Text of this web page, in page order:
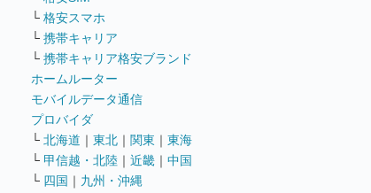
└ 格安スマホ
└ 携帯キャリア
└ 携帯キャリア格安ブランド
ホームルーター
モバイルデータ通信
プロバイダ
└ 北海道 ｜ 東北 ｜ 関東 ｜ 東海
└ 甲信越・北陸 ｜ 近畿 ｜ 中国
└ 四国 ｜ 九州・沖縄